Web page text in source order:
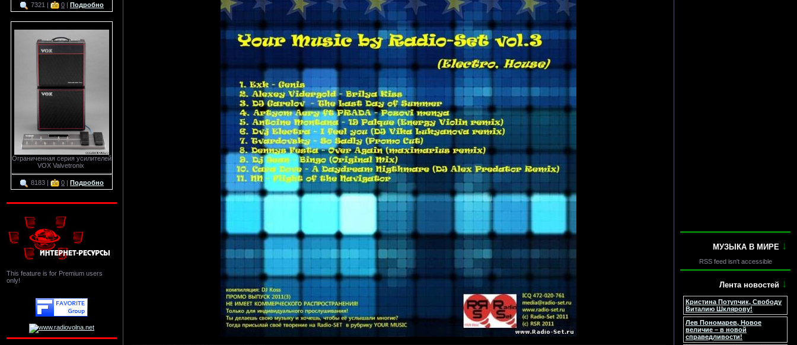
7321 | 0 Подробно
Ограниченная серия усилителей
VOX Valvetronix
8183 | 0 | Подробно
This feature is for Premium users
only!
МУЗЫКА В МИРЕ ↓
RSS feed isn't accessible
Лента новостей ↓
Кристина Потупчик, Свободу
Виталию Шклярову!
Лев Пономарев, Новое
величие – в новой
справедливости!